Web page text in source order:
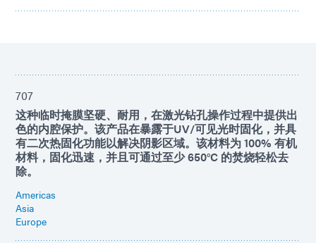
707
这种临时掩膜坚硬、耐用，在激光钻孔操作过程中提供出
色的内腔保护。该产品在暴露于UV/可见光时固化，并具
有二次热固化功能以解决阴影区域。该材料为 100% 有机
材料，固化迅速，并且可通过至少 650°C 的焚烧轻松去
除。
Americas
Asia
Europe